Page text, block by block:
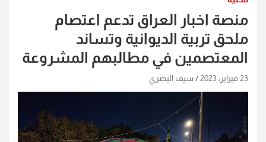
منصة اخبار العراق تدعم اعتصام
ملحق تربية الديوانية وتساند
المعتصمين في مطالبهم المشروعة
23 فبراير، 2023 سيف البصري